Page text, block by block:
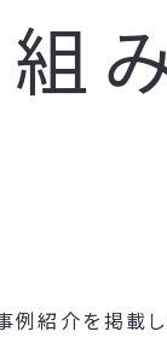
例紹介を掲載